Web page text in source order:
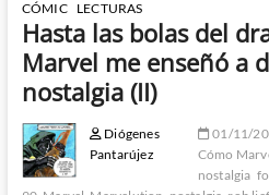
CÓMIC LECTURAS
Hasta las bolas del
Marvel me enseñó a
nostalgia (II)
Diógenes
Pantarújez
01/11/
Cómo
nostalgia